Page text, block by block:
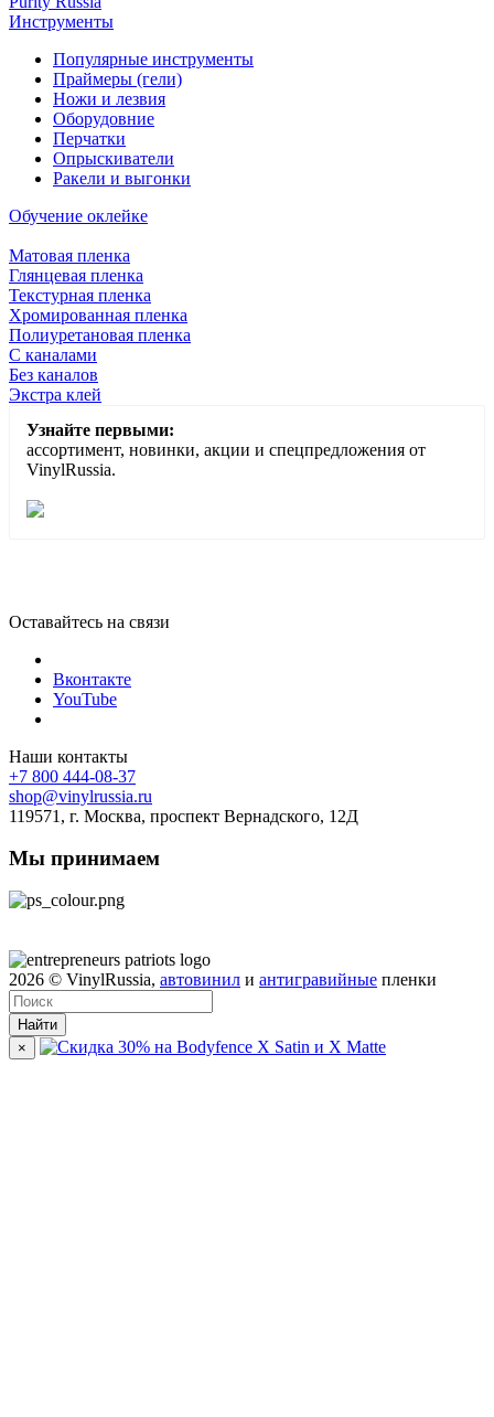
Инструменты
Популярные инструменты
Праймеры (гели)
Ножи и лезвия
Оборудовние
Перчатки
Опрыскиватели
Ракели и выгонки
Обучение оклейке
Матовая пленка
Глянцевая пленка
Текстурная пленка
Хромированная пленка
Полиуретановая пленка
С каналами
Без каналов
Экстра клей
Узнайте первыми:
ассортимент, новинки, акции и спецпредложения от
VinylRussia.
Оставайтесь на связи
Вконтакте
YouTube
Наши контакты
+7 800 444-08-37
shop@vinylrussia.ru
119571, г. Москва, проспект Вернадского, 12Д
Мы принимаем
2026 © VinylRussia, автовинил и антигравийные пленки
Найти
×